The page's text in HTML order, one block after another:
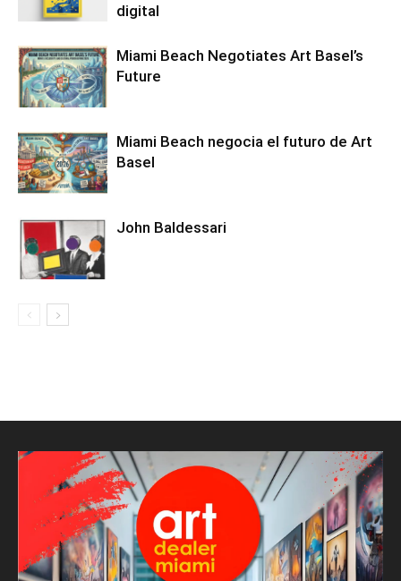
digital
Miami Beach Negotiates Art Basel’s
Future
Miami Beach negocia el futuro de Art
Basel
John Baldessari